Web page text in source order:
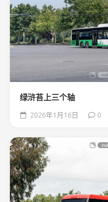
绿浒苔上三个轴
2026年1月16日 0